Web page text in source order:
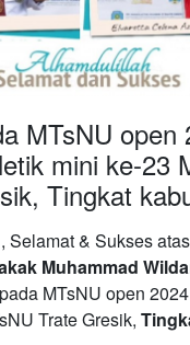
MTsNU open
mini ke-23
Tingkat
Selamat & Sukses
Muhammad
pada MTsNU open
Trate Gresik,